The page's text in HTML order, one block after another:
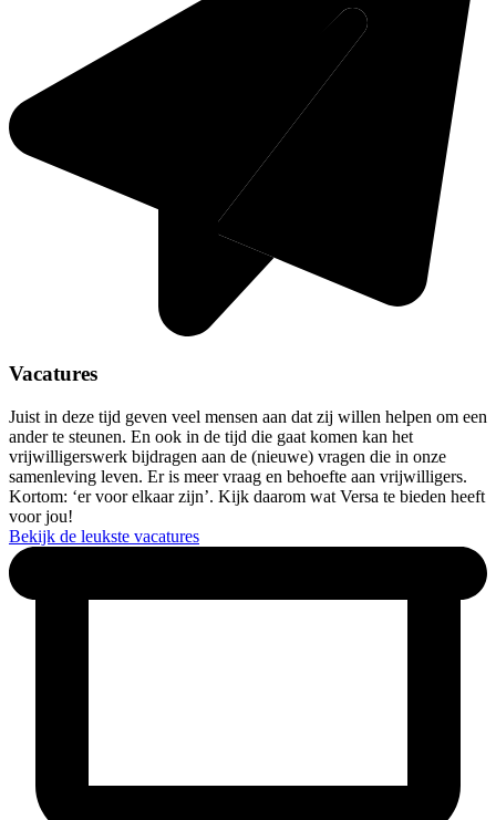
Vacatures
Juist in deze tijd geven veel mensen aan dat zij willen helpen om een
ander te steunen. En ook in de tijd die gaat komen kan het
vrijwilligerswerk bijdragen aan de (nieuwe) vragen die in onze
samenleving leven. Er is meer vraag en behoefte aan vrijwilligers.
Kortom: ‘er voor elkaar zijn’. Kijk daarom wat Versa te bieden heeft
voor jou!
Bekijk de leukste vacatures